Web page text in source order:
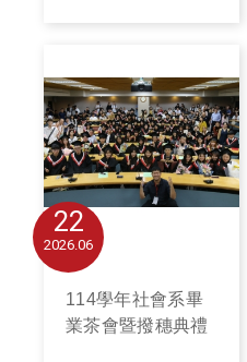
22
06
2026
114學年社會系畢
業茶會暨撥穗典禮